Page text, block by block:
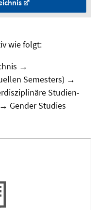
wie folgt:
→
Semesters) →
Studien-
Gender Studies